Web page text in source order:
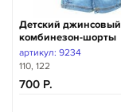
Детский джинсовый
комбинезон-шорты
артикул: 9234
110, 122
700